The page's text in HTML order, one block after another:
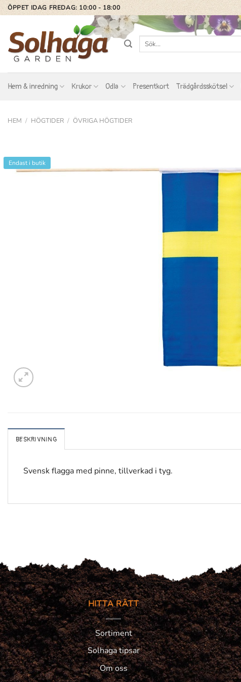
Skip
to
content
ÖPPET IDAG FREDAG: 10:00 - 18:00
Sök
Hem & inredning Krukor Odla Presentkort Trädgårdsskötsel
HEM / HÖGTIDER / ÖVRIGA HÖGTIDER
Endast i butik
BESKRIVNING
Svensk flagga med pinne, tillverkad i tyg.
HITTA RÄTT
Sortiment
Solhaga tipsar
Om oss